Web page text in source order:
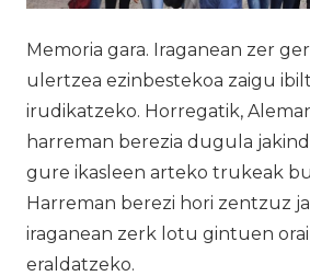
Memoria gara. Iraganean zer
ulertzea ezinbestekoa zaigu
irudikatzeko. Horregatik,
harreman berezia dugula
gure ikasleen arteko trukeak
Harreman berezi hori zentzuz
iraganean zerk lotu gintuen
eraldatzeko.